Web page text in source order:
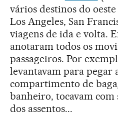
vários destinos do
Los Angeles, San
viagens de ida e volta.
anotaram todos os
passageiros. Por
levantavam para pegar
compartimento de
banheiro, tocavam com
dos assentos...